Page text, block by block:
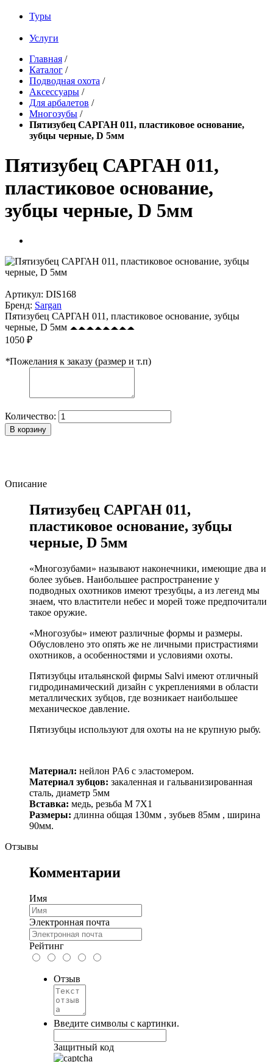
Туры
Услуги
Главная /
Каталог /
Подводная охота /
Аксессуары /
Для арбалетов /
Многозубы /
Пятизубец САРГАН 011, пластиковое основание,
зубцы черные, D 5мм
Пятизубец САРГАН 011,
пластиковое основание,
зубцы черные, D 5мм
Артикул: DIS168
Бренд: Sargan
Пятизубец САРГАН 011, пластиковое основание, зубцы
черные, D 5мм
1050 ₽
*Пожелания к заказу (размер и т.п)
Количество:
В корзину
Описание
Пятизубец САРГАН 011,
пластиковое основание, зубцы
черные, D 5мм
«Многозубами» называют наконечники, имеющие два и
более зубьев. Наибольшее распространение у
подводных охотников имеют трезубцы, а из легенд мы
знаем, что властители небес и морей тоже предпочитали
такое оружие.
«Многозубы» имеют различные формы и размеры.
Обусловлено это опять же не личными пристрастиями
охотников, а особенностями и условиями охоты.
Пятизубцы итальянской фирмы Salvi имеют отличный
гидродинамический дизайн с укреплениями в области
металлических зубцов, где возникает наибольшее
механическое давление.
Пятизубцы используют для охоты на не крупную рыбу.
Материал: нейлон PA6 с эластомером.
Материал зубцов: закаленная и гальванизированная
сталь, диаметр 5мм
Вставка: медь, резьба M 7X1
Размеры: длинна общая 130мм , зубьев 85мм , ширина
90мм.
Отзывы
Комментарии
Имя
Электронная почта
Рейтинг
Отзыв
Введите символы с картинки.
Защитный код